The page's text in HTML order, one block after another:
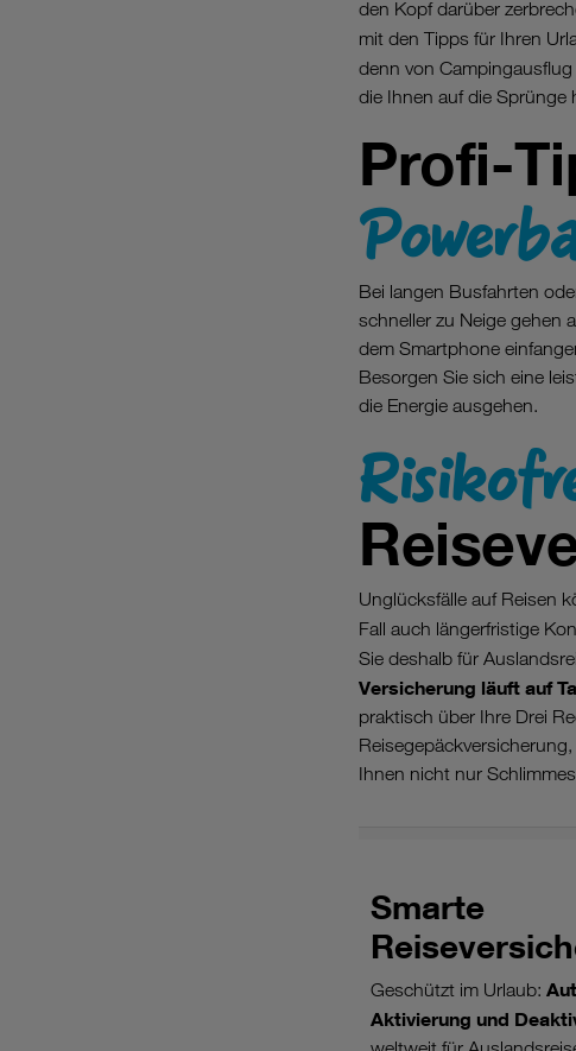
den Kopf darüber
mit den Tipps für Ihren
denn von
die Ihnen auf die Sprünge
Profi-
Bei langen Busfahrten
schneller zu Neige gehen
dem Smartphone
Besorgen Sie sich eine
die Energie ausgehen.
Unglücksfälle auf Reisen
Fall auch längerfristige
Sie deshalb für
Versicherung läuft auf
praktisch über Ihre Drei
Ihnen nicht nur
Smarte
Geschützt im Urlaub:
Aktivierung und